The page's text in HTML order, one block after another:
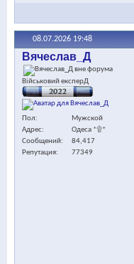
08.07.2026 19:48
Вячеслав_Д
Військовий експерД
Пол
Мужской
Адрес
Одеса *۩*
Сообщений
84,417
Репутация
77349